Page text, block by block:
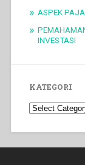
ASPEK
INVESTASI
KATEGORI
Kategori